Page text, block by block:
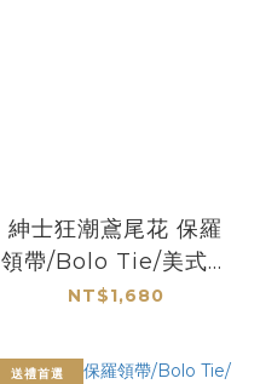
紳士狂潮鳶尾花 保羅
領帶/Bolo Tie/美式領
帶 - 推薦
NT$1,680
送禮首選